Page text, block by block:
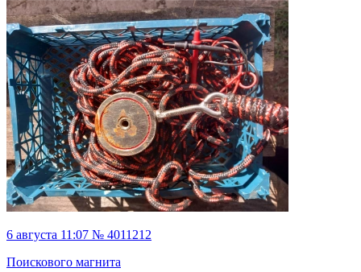
6 августа 11:07 № 4011212
Поискового магнита